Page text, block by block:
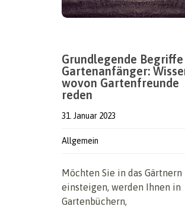
Grundlegende
Gartenanfänger:
wovon Gartenfreunde
reden
31. Januar 2023
Allgemein
Möchten Sie in das Gärtnern
einsteigen, werden Ihnen in
Gartenbüchern,